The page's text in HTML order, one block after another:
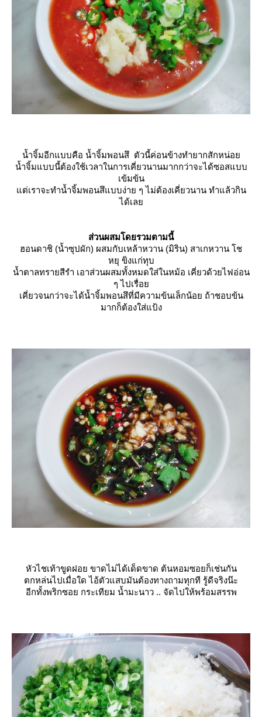
น้ำจิ้มอีกแบบคือ น้ำจิ้มพอนสึ ตัวนี้ค่อนข้างทำยากสักหน่อ
น้ำจิ้มแบบนี้ต้องใช้เวลาในการเคี่ยวนานมากกว่าจะได้ซอสแบบ
เข้มข้น
ต่เราจะทำน้ำจิ้มพอนสึแบบง่าย ๆ ไม่ต้องเคี่ยวนาน ทำแล้วกิน
ได้เล
ส่วนผสมโดยรวมตามนี้
ฮอนดาชิ (น้ำซุปผัก) ผสมกับเหล้าหวาน (มิริน) สาเกหวาน โช
หยุ ขิงแก่ทุบ
น้ำตาลทรายสีรำ เอาส่วนผสมทั้งหมดใส่ในหม้อ เคี่ยวด้วยไฟอ่อน
ๆ ไปเรื่อ
เคี่ยวจนกว่าจะได้น้ำจิ้มพอนสึที่มีความข้นเล็กน้อย ถ้าชอบข้น
มากก็ต้องใส่แป้ง
หัวไชเท้าขูดฝอย ขาดไม่ได้เด็ดขาด ต้นหอมซอยก็เช่นกัน
ตกหล่นไปเมื่อใด ไอ้ตัวแสบมันต้องทางถามทุกที รู้ดีจริงน๊ะ
อีกทั้งพริกซอย กระเทียม น้ำมะนาว .. จัดไปให้พร้อมสรรพ